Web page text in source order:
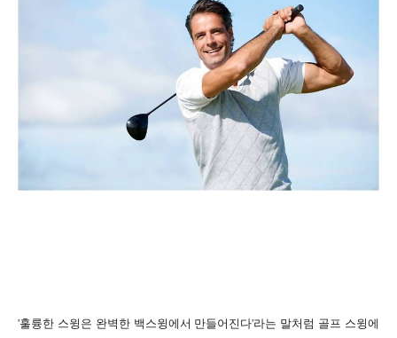
'훌륭한 스윙은 완벽한 백스윙에서 만들어진다'라는 말처럼 골프 스윙에